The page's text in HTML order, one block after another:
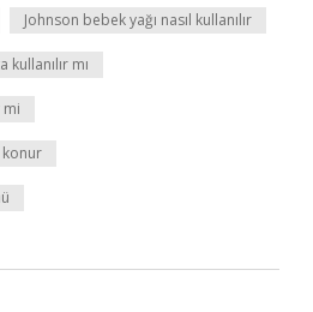
Johnson bebek yağı nasıl kullanılır
mı
mi
konur